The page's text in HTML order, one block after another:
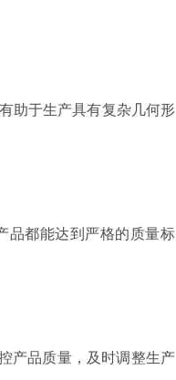
助于生产具有复杂几何形
品都能达到严格的质量标
产品质量，及时调整生产